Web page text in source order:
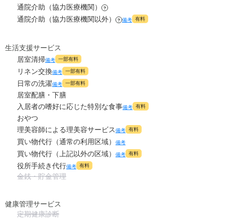
通院介助（協力医療機関） ?
通院介助（協力医療機関以外） ? 備考 有料
生活支援サービス
居室清掃備考 一部有料
リネン交換備考 一部有料
日常の洗濯備考 一部有料
居室配膳・下膳
入居者の嗜好に応じた特別な食事備考 有料
おやつ
理美容師による理美容サービス備考 有料
買い物代行（通常の利用区域） 備考
買い物代行（上記以外の区域） 備考 有料
役所手続き代行備考 有料
金銭・貯金管理
健康管理サービス
定期健康診断